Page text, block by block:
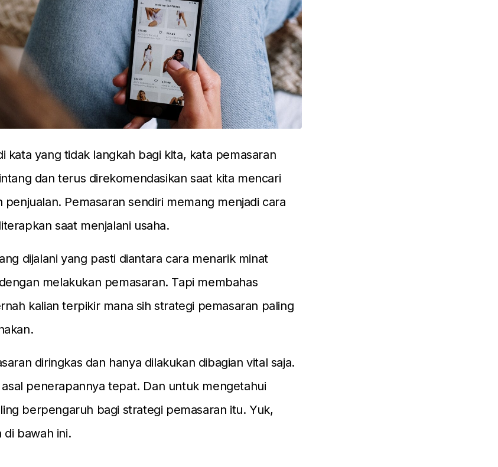
kata yang tidak langkah bagi kita, kata pemasaran
dan terus direkomendasikan saat kita mencari
penjualan. Pemasaran sendiri memang menjadi cara
saat menjalani usaha.
dijalani yang pasti diantara cara menarik minat
melakukan pemasaran. Tapi membahas
kalian terpikir mana sih strategi pemasaran paling
diringkas dan hanya dilakukan dibagian vital saja.
penerapannya tepat. Dan untuk mengetahui
berpengaruh bagi strategi pemasaran itu. Yuk,
di bawah ini.